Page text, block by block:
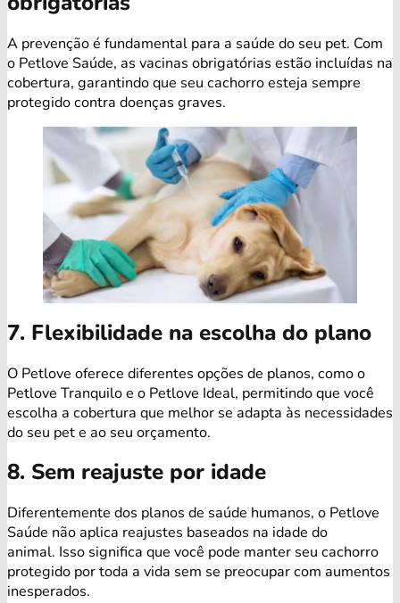
A prevenção é fundamental para a saúde do seu pet. Com
o Petlove Saúde, as vacinas obrigatórias estão incluídas na
cobertura, garantindo que seu cachorro esteja sempre
protegido contra doenças graves.
7. Flexibilidade na escolha do plano
O Petlove oferece diferentes opções de planos, como o
Petlove Tranquilo e o Petlove Ideal, permitindo que você
escolha a cobertura que melhor se adapta às necessidades
do seu pet e ao seu orçamento.
8. Sem reajuste por idade
Diferentemente dos planos de saúde humanos, o Petlove
Saúde não aplica reajustes baseados na idade do
animal. Isso significa que você pode manter seu cachorro
protegido por toda a vida sem se preocupar com aumentos
inesperados.